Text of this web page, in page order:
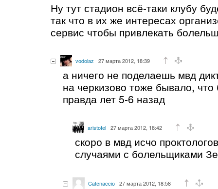
Ну тут стадион всё-таки клубу
так что в их же интересах
сервис чтобы привлекать
vodolaz 27 марта 2012, 18:39
а ничего не поделаешь мвд
на черкизово тоже бывало,
правда лет 5-6 назад
aristotel 27 марта 2012, 18:42
скоро в мвд исчо
случаями с болельщиками
Catenaccio 27 марта 2012, 18:58